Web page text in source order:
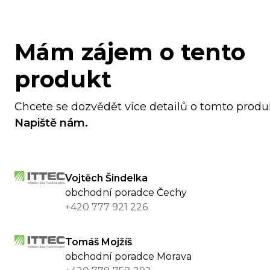
Mám zájem o tento
produkt
Chcete se dozvědět více detailů o tomto
Napiště nám.
Vojtěch Šindelka
obchodní poradce Čechy
+420 777 921 226
Tomáš Mojžíš
obchodní poradce Morava